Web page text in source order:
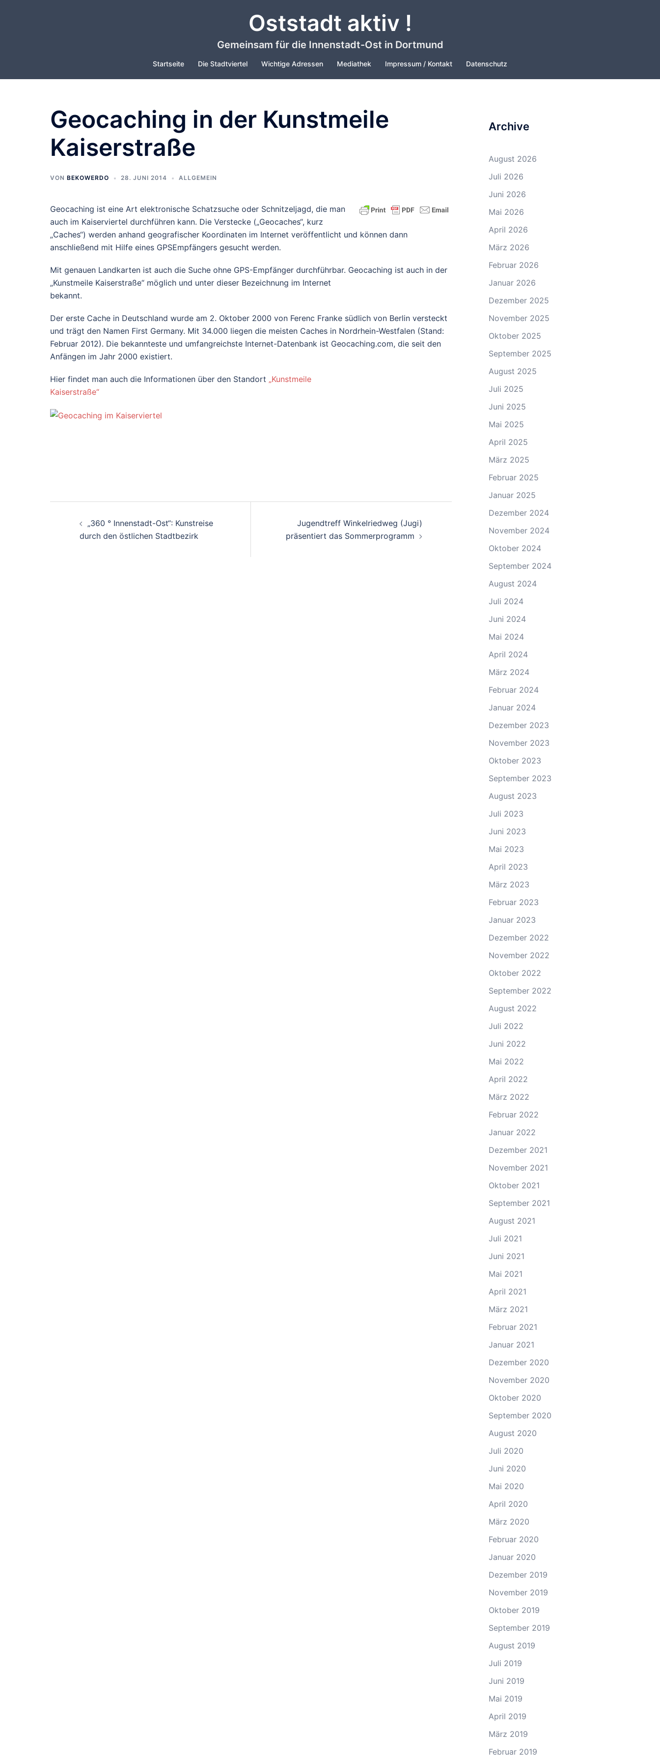
Oststadt aktiv !
Gemeinsam für die Innenstadt-Ost in Dortmund
Startseite Die Stadtviertel Wichtige Adressen Mediathek Impressum / Kontakt Datenschutz
Geocaching in der Kunstmeile
Kaiserstraße
VON BEKOWERDO 28. JUNI 2014 ALLGEMEIN
Geocaching ist eine Art elektronische Schatzsuche oder Schnitzeljagd, die man
auch im Kaiserviertel durchführen kann. Die Verstecke („Geocaches“, kurz
„Caches“) werden anhand geografischer Koordinaten im Internet veröffentlicht und können dann
anschließend mit Hilfe eines GPSEmpfängers gesucht werden.
Mit genauen Landkarten ist auch die Suche ohne GPS-Empfänger durchführbar. Geocaching ist auch in der
„Kunstmeile Kaiserstraße“ möglich und unter dieser Bezeichnung im Internet
bekannt.
Der erste Cache in Deutschland wurde am 2. Oktober 2000 von Ferenc Franke südlich von Berlin versteckt
und trägt den Namen First Germany. Mit 34.000 liegen die meisten Caches in Nordrhein-Westfalen (Stand:
Februar 2012). Die bekannteste und umfangreichste Internet-Datenbank ist Geocaching.com, die seit den
Anfängen im Jahr 2000 existiert.
Hier findet man auch die Informationen über den Standort „Kunstmeile
Kaiserstraße“
Beitrags-
Navigation
„360 ° Innenstadt-Ost“: Kunstreise
durch den östlichen Stadtbezirk
Jugendtreff Winkelriedweg (Jugi)
präsentiert das Sommerprogramm
Archive
August 2026
Juli 2026
Juni 2026
Mai 2026
April 2026
März 2026
Februar 2026
Januar 2026
Dezember 2025
November 2025
Oktober 2025
September 2025
August 2025
Juli 2025
Juni 2025
Mai 2025
April 2025
März 2025
Februar 2025
Januar 2025
Dezember 2024
November 2024
Oktober 2024
September 2024
August 2024
Juli 2024
Juni 2024
Mai 2024
April 2024
März 2024
Februar 2024
Januar 2024
Dezember 2023
November 2023
Oktober 2023
September 2023
August 2023
Juli 2023
Juni 2023
Mai 2023
April 2023
März 2023
Februar 2023
Januar 2023
Dezember 2022
November 2022
Oktober 2022
September 2022
August 2022
Juli 2022
Juni 2022
Mai 2022
April 2022
März 2022
Februar 2022
Januar 2022
Dezember 2021
November 2021
Oktober 2021
September 2021
August 2021
Juli 2021
Juni 2021
Mai 2021
April 2021
März 2021
Februar 2021
Januar 2021
Dezember 2020
November 2020
Oktober 2020
September 2020
August 2020
Juli 2020
Juni 2020
Mai 2020
April 2020
März 2020
Februar 2020
Januar 2020
Dezember 2019
November 2019
Oktober 2019
September 2019
August 2019
Juli 2019
Juni 2019
Mai 2019
April 2019
März 2019
Februar 2019